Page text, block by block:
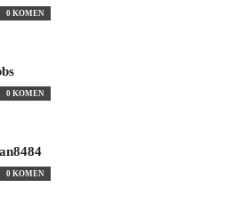
0 KOMEN
0 KOMEN
0 KOMEN